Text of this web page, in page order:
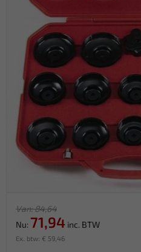
Van: 84,64
Nu: 71,94 inc. BTW
Ex. btw: € 59,46